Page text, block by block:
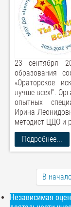
23 сентября
образования
«Ораторское
лучше всех!".
опытных
Ирина
методист ЦДО и
Подробнее...
В начало
Независимая